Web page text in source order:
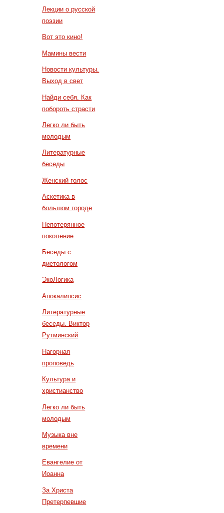
Лекции о русской
поэзии
Вот это кино!
Мамины вести
Новости культуры.
Выход в свет
Найди себя. Как
побороть страсти
Легко ли быть
молодым
Литературные
беседы
Женский голос
Аскетика в
большом городе
Непотерянное
поколение
Беседы с
диетологом
ЭкоЛогика
Апокалипсис
Литературные
беседы. Виктор
Рутминский
Нагорная
проповедь
Культура и
христианство
Легко ли быть
молодым
Музыка вне
времени
Евангелие от
Иоанна
За Христа
Претерпевшие